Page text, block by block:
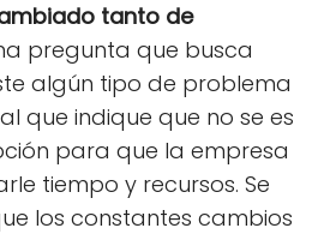
tanto de
pregunta que busca
algún tipo de problema
que indique que no se es
para que la empresa
tiempo y recursos. Se
los constantes cambios